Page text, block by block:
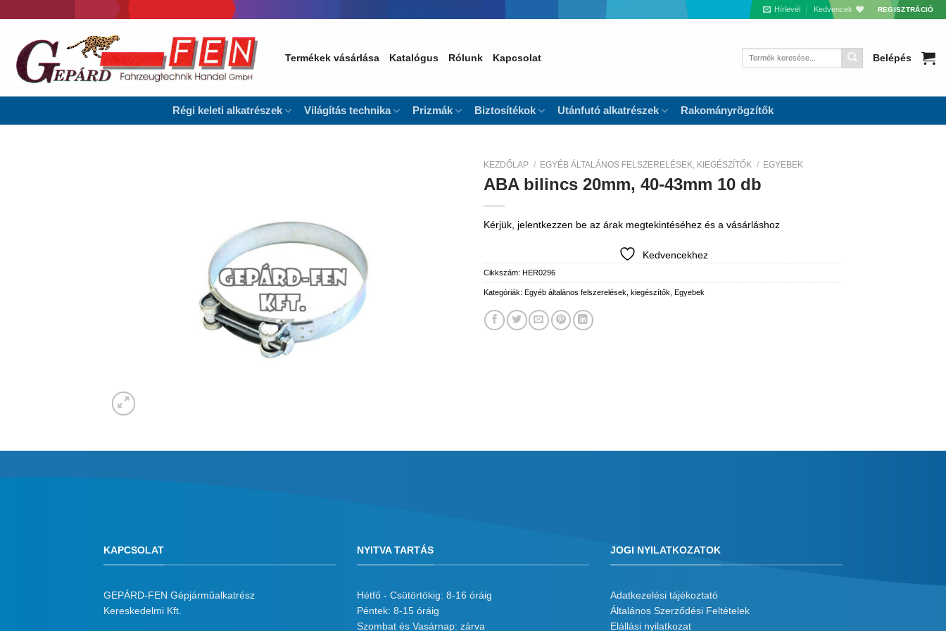
to
Hírlevél Kedvencek REGISZTRÁCIÓ
Termékek vásárlása Katalógus Rólunk Kapcsolat
Keresés
Belépés
Régi keleti alkatrészek Világítás technika Prizmák Biztosítékok Utánfutó alkatrészek Rakományrögzítők
KEZDŐLAP / EGYÉB ÁLTALÁNOS FELSZERELÉSEK, KIEGÉSZÍTŐK / EGYEBEK
ABA bilincs 20mm, 40-43mm 10 db
Kérjük, jelentkezzen be az árak megtekintéséhez és a vásárláshoz
Kedvencekhez
Cikkszám: HER0296
Kategóriák: Egyéb általános felszerelések, kiegészítők Egyebek
KAPCSOLAT
GEPÁRD-FEN Gépjárműalkatrész
Kereskedelmi Kft.
NYITVA TARTÁS
Hétfő - Csütörtökig: 8-16 óráig
Péntek: 8-15 óráig
Szombat és Vasárnap: zárva
JOGI NYILATKOZATOK
Adatkezelési tájékoztató
Általános Szerződési Feltételek
Elállási nyilatkozat